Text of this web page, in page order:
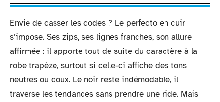
Envie de casser les codes ? Le perfecto en cuir
s’impose. Ses zips, ses lignes franches, son allure
affirmée : il apporte tout de suite du caractère à la
robe trapèze, surtout si celle-ci affiche des tons
neutres ou doux. Le noir reste indémodable, il
traverse les tendances sans prendre une ride. Mais